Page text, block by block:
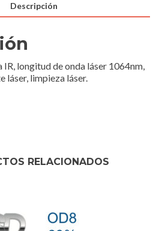
Descripción
longitud de onda láser 1064nm,
láser, limpieza láser.
RELACIONADOS